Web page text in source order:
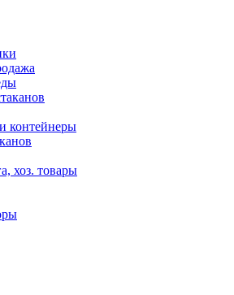
контейнеры
хоз. товары